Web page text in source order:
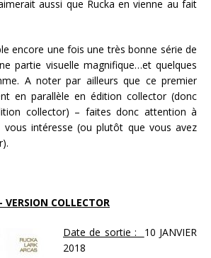
aussi que Rucka en vienne au fait
encore une fois une très bonne série de
partie visuelle magnifique…et quelques
A noter par ailleurs que ce premier
en parallèle en édition collector (donc
collector) – faites donc attention à
vous intéresse (ou plutôt que vous avez
COLLECTOR
Date de sortie : 10 JANVIER
2018